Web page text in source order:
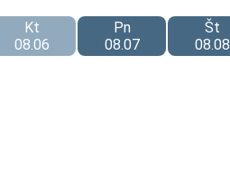
Kt
08.06
Pn
08.07
Št
08.08